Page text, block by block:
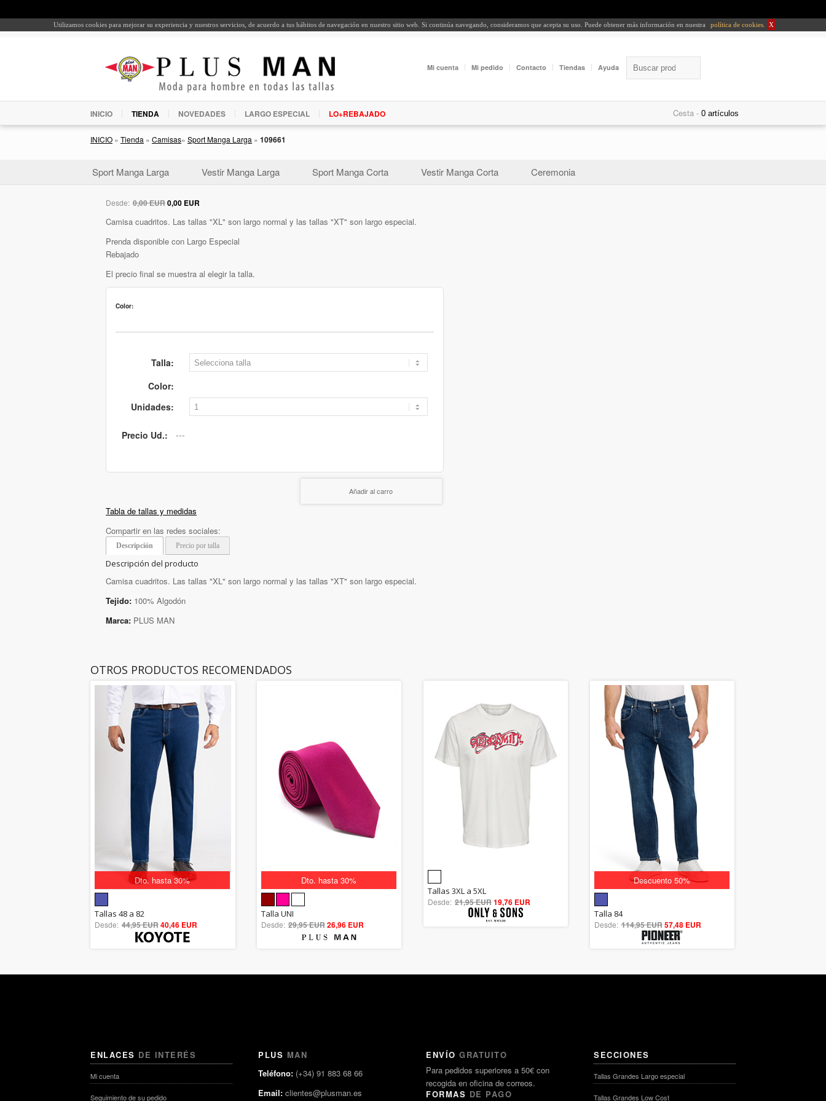
Utilizamos cookies para mejorar su experiencia y nuestros servicios, de acuerdo a tus hábitos de navegación en nuestro sitio web. Si continúa navegando, consideramos que acepta su uso. Puede obtener más información en nuestra política de cookies X
Mi cuenta Mi pedido Contacto Tiendas Ayuda
INICIO TIENDA NOVEDADES LARGO ESPECIAL LO+REBAJADO Cesta -
INICIO » Tienda » Camisas» Sport Manga Larga » 109661
Sport Manga Larga Vestir Manga Larga Sport Manga Corta Vestir Manga Corta Ceremonia
Desde: 0,00 EUR0,00 EUR
Camisa cuadritos. Las tallas "XL" son largo normal y las tallas "XT" son largo especial.
Prenda disponible con Largo Especial
Rebajado
El precio final se muestra al elegir la talla.
Color:
Talla:
Color:
Unidades:
Precio Ud.:
Añadir al carro
Tabla de tallas y medidas
Compartir en las redes sociales:
Descripción Precio por talla
Descripción del producto
Camisa cuadritos. Las tallas "XL" son largo normal y las tallas "XT" son largo especial.
Tejido: 100% Algodón
Marca: PLUS MAN
OTROS PRODUCTOS RECOMENDADOS
Dto. hasta 30%
5.00
out of 5
Tallas 48 a 82
Desde: 44,95 EUR40,46 EUR
Dto. hasta 30%
out of 5
Talla UNI
Desde: 29,95 EUR26,96 EUR
5.00
out of 5
Tallas 3XL a 5XL
Desde: 21,95 EUR19,76 EUR
Descuento 50%
out of 5
Talla 84
Desde: 114,95 EUR57,48 EUR
ENLACES DE INTERÉS
Mi cuenta
Seguimiento de su pedido
PLUS MAN
Teléfono: (+34) 91 883 68 66
Email: clientes@plusman.es
ENVÍO GRATUITO
Para pedidos superiores a 50€ con
recogida en oficina de correos.
FORMAS DE PAGO
SECCIONES
Tallas Grandes Largo especial
Tallas Grandes Low Cost